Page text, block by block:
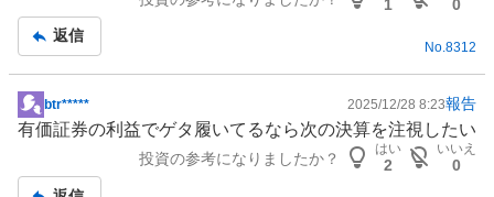
事
1
0
返信
No. 8312
掲
示
btr***** 2025/12/28 8:23報告
有価証券の利益でゲタ履いてるなら次の決算を注視したい
投資の参考になりましたか？
はい
2
いいえ
0